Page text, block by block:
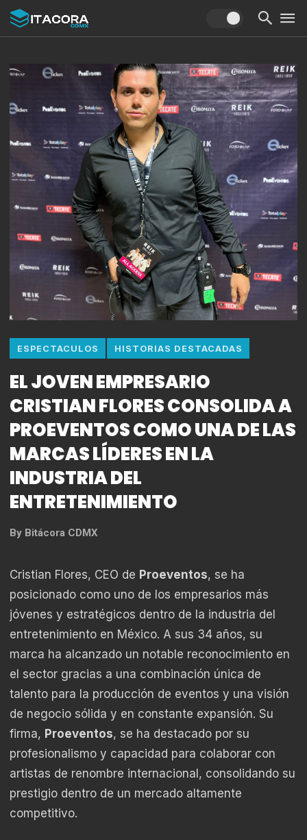
ESPECTACULOS HISTORIAS DESTACADAS
EL JOVEN EMPRESARIO
CRISTIAN FLORES CONSOLIDA A
PROEVENTOS COMO UNA DE LAS
MARCAS LÍDERES EN LA
INDUSTRIA DEL
ENTRETENIMIENTO
By Bitácora CDMX
Cristian Flores, CEO de Proeventos, se ha
posicionado como uno de los empresarios más
jóvenes y estratégicos dentro de la industria del
entretenimiento en México. A sus 34 años, su
marca ha alcanzado un notable reconocimiento en
el sector gracias a una combinación única de
talento para la producción de eventos y una visión
de negocio sólida y en constante expansión. Su
firma, Proeventos, se ha destacado por su
profesionalismo y capacidad para colaborar con
artistas de renombre internacional, consolidando su
prestigio dentro de un mercado altamente
competitivo.